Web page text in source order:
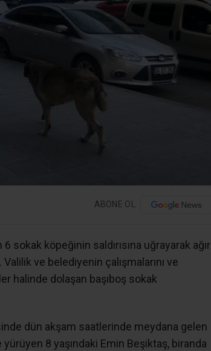
ABONE OL
sokak köpeğinin saldırısına uğrayarak ağır
ve belediyenin çalışmalarını ve
halinde dolaşan başıboş sokak
dün akşam saatlerinde meydana gelen
8 yaşındaki Emin Beşiktaş, biranda